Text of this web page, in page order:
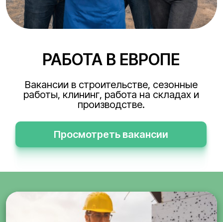
РАБОТА В ЕВРОПЕ
Вакансии в строительстве, сезонные
работы, клининг, работа на складах и
производстве.
Просмотреть вакансии